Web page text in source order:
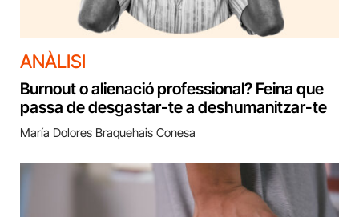
ANÀLISI
Burnout o alienació professional? Feina que
passa de desgastar-te a deshumanitzar-te
María Dolores Braquehais Conesa